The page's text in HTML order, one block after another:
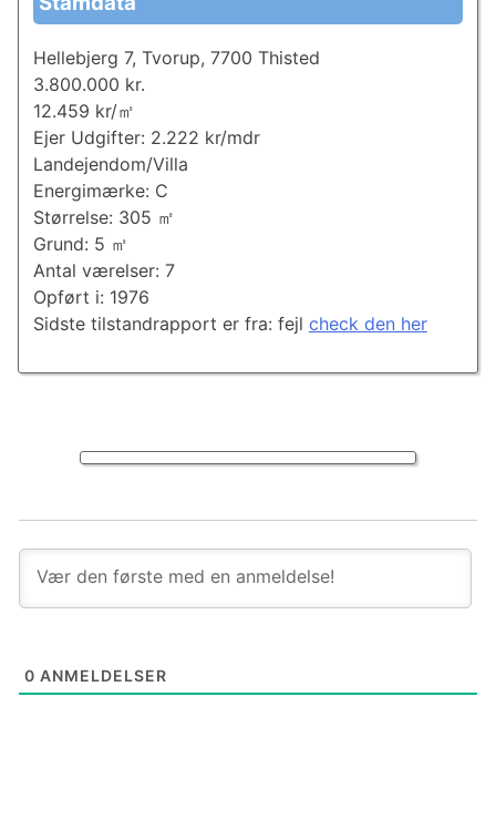
0 ANMELDELSER
Hellebjerg 7, Tvorup, 7700 Thisted
3.800.000 kr.
12.459 kr/㎡
Ejer Udgifter: 2.222 kr/mdr
Landejendom/Villa
Energimærke: C
Størrelse: 305 ㎡
Grund: 5 ㎡
Antal værelser: 7
Opført i: 1976
Sidste tilstandrapport er fra: fejl check den her